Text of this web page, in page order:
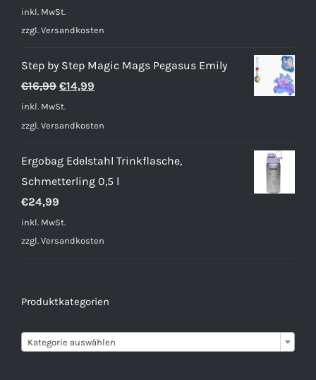
inkl. MwSt.
zzgl. Versandkosten
Step by Step Magic Mags Pegasus Emily
€16,99 Ursprünglicher
Preis
war:
€14,99
ist:
inkl. MwSt.
zzgl. Versandkosten
Ergobag Edelstahl Trinkflasche,
Schmetterling 0,5 l
€24,99
inkl. MwSt.
zzgl. Versandkosten
Produktkategorien
Kategorie auswählen